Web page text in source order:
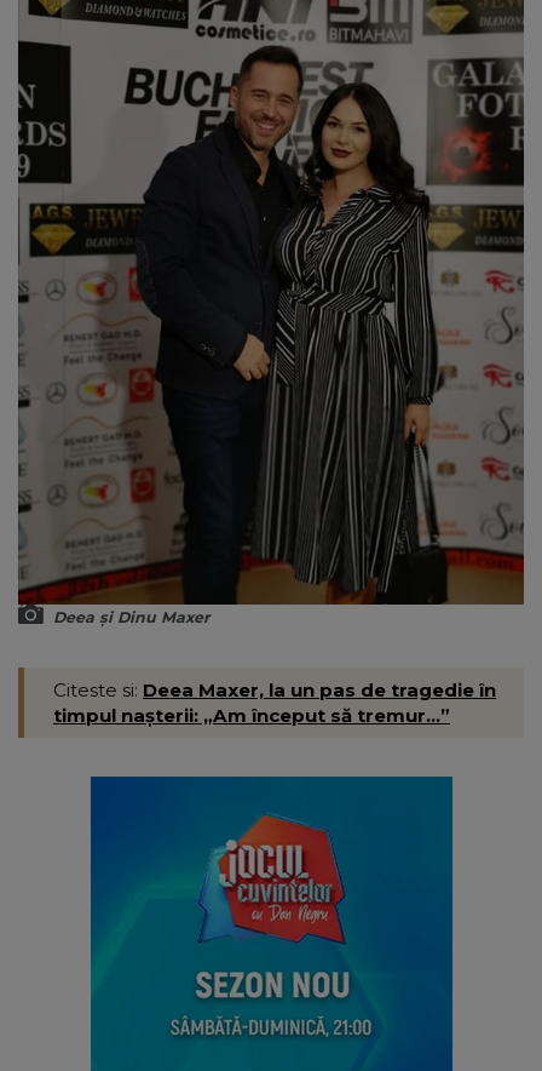
Deea și Dinu Maxer
Citeste si: Deea Maxer, la un pas de tragedie în
timpul nașterii: „Am început să tremur...”